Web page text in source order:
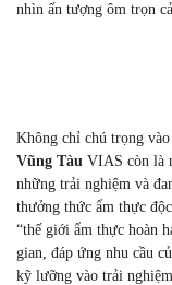
nhìn ấn tượng ôm trọn
Không chỉ chú trọng
Vũng Tàu VIAS còn là
những trải nghiệm và
thưởng thức ẩm thực
“thế giới ẩm thực hoàn
gian, đáp ứng nhu cầu
kỹ lưỡng vào trải